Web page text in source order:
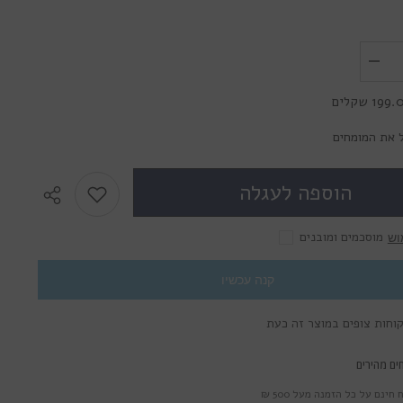
הכמות
עבור
Sweety
צבעוניות
שקלים
את המומחים
הוספה לעגלה
מוסכמים ומובנים
קנה עכשיו
מהירים
על כל הזמנה מעל 500 ₪